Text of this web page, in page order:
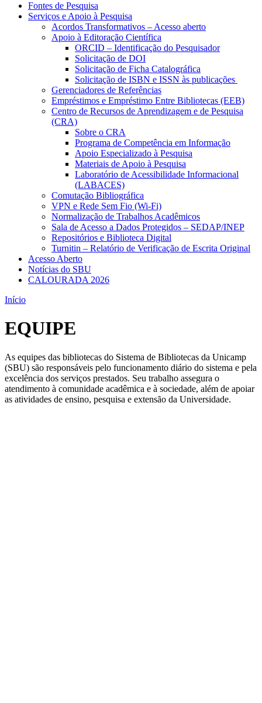
Fontes de Pesquisa
Serviços e Apoio à Pesquisa
Acordos Transformativos – Acesso aberto
Apoio à Editoração Científica
ORCID – Identificação do Pesquisador
Solicitação de DOI
Solicitação de Ficha Catalográfica
Solicitação de ISBN e ISSN às publicações
Gerenciadores de Referências
Empréstimos e Empréstimo Entre Bibliotecas (EEB)
Centro de Recursos de Aprendizagem e de Pesquisa
(CRA)
Sobre o CRA
Programa de Competência em Informação
Apoio Especializado à Pesquisa
Materiais de Apoio à Pesquisa
Laboratório de Acessibilidade Informacional
(LABACES)
Comutação Bibliográfica
VPN e Rede Sem Fio (Wi-Fi)
Normalização de Trabalhos Acadêmicos
Sala de Acesso a Dados Protegidos – SEDAP/INEP
Repositórios e Biblioteca Digital
Turnitin – Relatório de Verificação de Escrita Original
Acesso Aberto
Notícias do SBU
CALOURADA 2026
Início
EQUIPE
As equipes das bibliotecas do Sistema de Bibliotecas da Unicamp
(SBU) são responsáveis pelo funcionamento diário do sistema e pela
excelência dos serviços prestados. Seu trabalho assegura o
atendimento à comunidade acadêmica e à sociedade, além de apoiar
as atividades de ensino, pesquisa e extensão da Universidade.